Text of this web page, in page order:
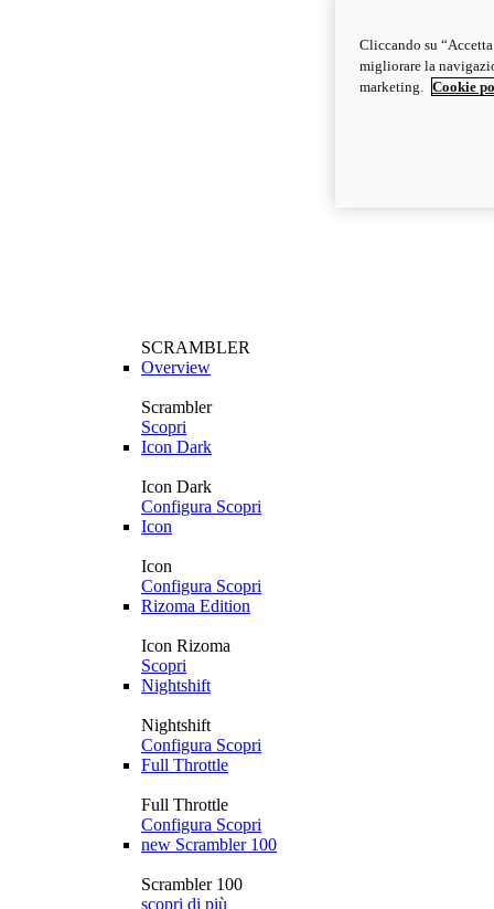
SCRAMBLER
Overview
Scrambler
Scopri
Icon Dark
Icon Dark
Configura Scopri
Icon
Icon
Configura Scopri
Rizoma Edition
Icon Rizoma
Scopri
Nightshift
Nightshift
Configura Scopri
Full Throttle
Full Throttle
Configura Scopri
new Scrambler 100
Scrambler 100
scopri di più
Cliccando su
migliorare la
marketing.
Cookie